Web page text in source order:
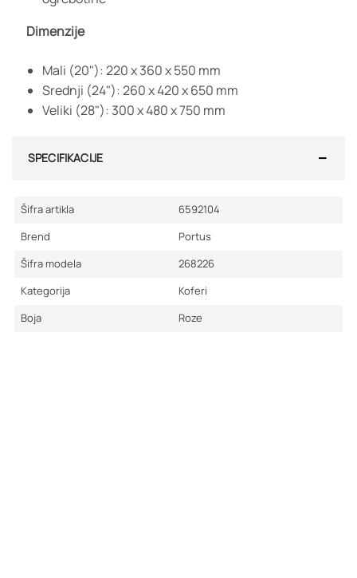
Dimenzije
Mali (20"): 220 x 360 x 550 mm
Srednji (24"): 260 x 420 x 650 mm
Veliki (28"): 300 x 480 x 750 mm
SPECIFIKACIJE
Šifra artikla
6592104
Brend
Portus
Šifra modela
268226
Kategorija
Koferi
Boja
Roze